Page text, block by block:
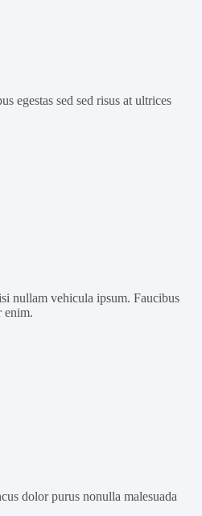
egestas sed sed risus at ultrices
nullam vehicula ipsum. Faucibus
enim.
dolor purus nonulla malesuada